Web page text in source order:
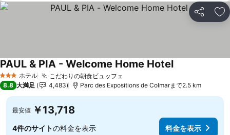
シェア お
3 ホテルのランク
ホテル こだわりの朝食ビュッフェ
PAUL & PIA - Welcome Home Hotel
8.8 大満足 4,483 Parc des Expositions de Colmarまで2.5 km
最安値 ￥13,718
4件のサイトの料金を表示 料金を表示